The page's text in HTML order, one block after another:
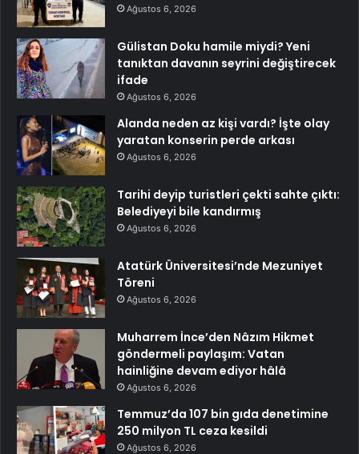
Ağustos 6, 2026
Gülistan Doku hamile miydi? Yeni
tanıktan davanın seyrini değiştirecek
ifade
Ağustos 6, 2026
Alanda neden az kişi vardı? İşte olay
yaratan konserin perde arkası
Ağustos 6, 2026
Tarihi deyip turistleri çekti sahte çıktı:
Belediyeyi bile kandırmış
Ağustos 6, 2026
Atatürk Üniversitesi’nde Mezuniyet
Töreni
Ağustos 6, 2026
Muharrem İnce’den Nâzım Hikmet
göndermeli paylaşım: Vatan
hainliğine devam ediyor hâlâ
Ağustos 6, 2026
Temmuz’da 107 bin gıda denetimine
250 milyon TL ceza kesildi
Ağustos 6, 2026